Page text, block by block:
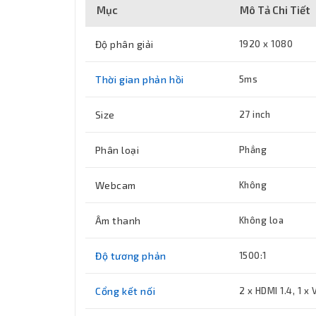
Mục Mô Tả Chi Tiết
Độ phân giải 1920 x 1080
Thời gian phản hồi 5ms
Size 27 inch
Phân loại Phẳng
Webcam Không
Âm thanh Không loa
Độ tương phản 1500:1
Cổng kết nối 2 x HDMI 1.4, 1 x